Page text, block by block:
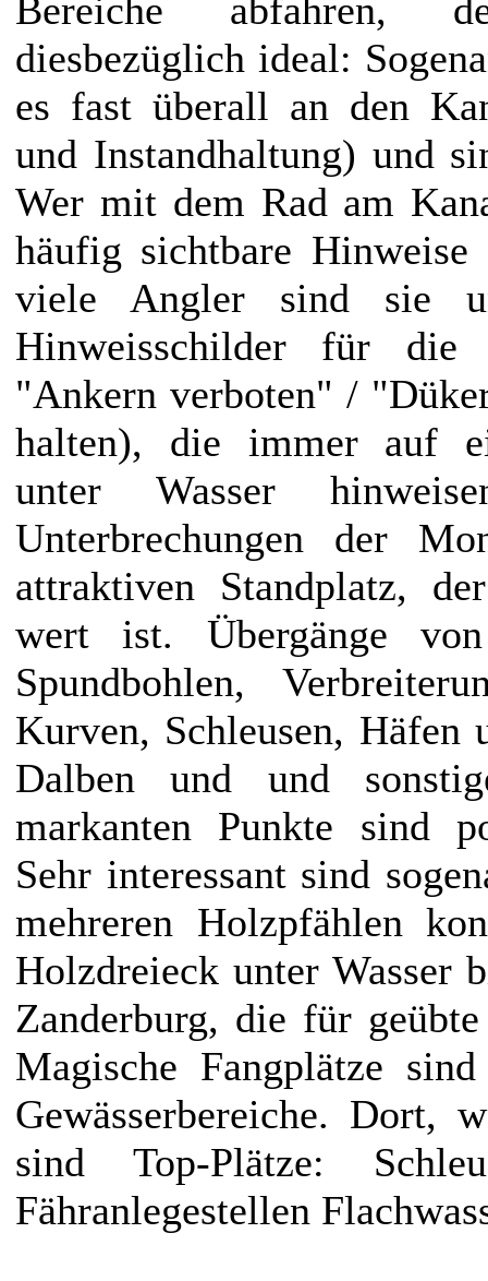
Bereiche abfahren,
diesbezüglich ideal:
es fast überall an den
und Instandhaltung) und
Wer mit dem Rad am
häufig sichtbare
viele Angler sind sie
Hinweisschilder für die
"Ankern verboten" /
halten), die immer auf
unter Wasser
Unterbrechungen der
attraktiven Standplatz,
wert ist. Übergänge
Spundbohlen,
Kurven, Schleusen, Häfen
Dalben und und
markanten Punkte sind
Sehr interessant sind
mehreren Holzpfählen
Holzdreieck unter Wasser
Zanderburg, die für
Magische Fangplätze
Gewässerbereiche. Dort,
sind Top-Plätze:
Fähranlegestellen